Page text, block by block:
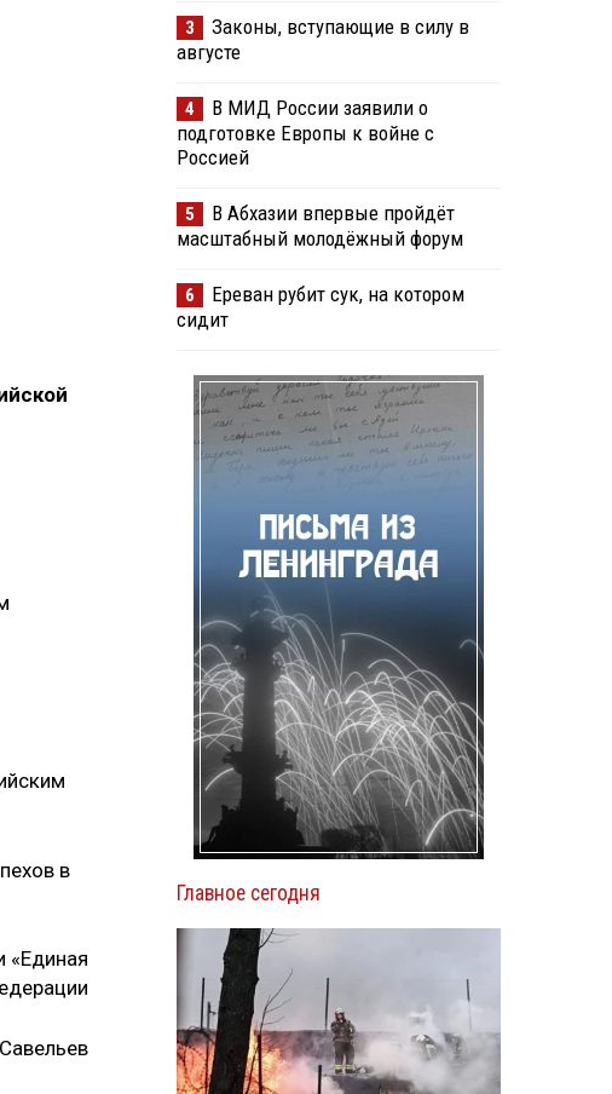
в
«Единая
3
Законы, вступающие в силу в
августе
4
В МИД России заявили о
подготовке Европы к войне с
Россией
5
В Абхазии впервые пройдёт
масштабный молодёжный форум
6
Ереван рубит сук, на котором
сидит
Главное сегодня